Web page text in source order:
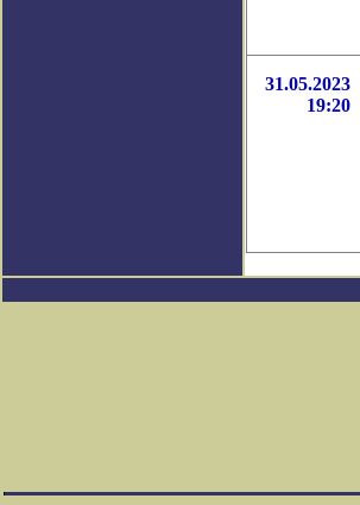
31.05.2023
19:20